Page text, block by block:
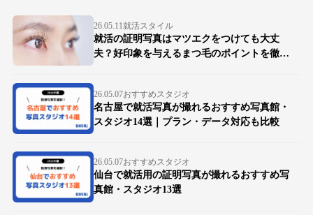
26.05.11就活スタイル
就活の証明写真はマツエクをつけても大丈
夫？好印象を与えるまつ毛のポイントを徹底
26.05.07おすすめスタジオ
名古屋で就活写真が撮れるおすすめ写真館・
スタジオ14選｜プラン・データ対応も比較
26.05.07おすすめスタジオ
仙台で就活用の証明写真が撮れるおすすめ写
真館・スタジオ13選